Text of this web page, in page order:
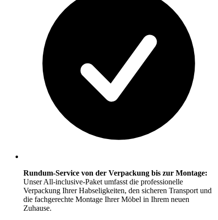
Rundum-Service von der Verpackung bis zur Montage:
Unser All-inclusive-Paket umfasst die professionelle
Verpackung Ihrer Habseligkeiten, den sicheren Transport und
die fachgerechte Montage Ihrer Möbel in Ihrem neuen
Zuhause.